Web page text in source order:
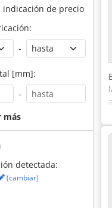
indicación de precio
-
[mm]:
-
más
detectada:
(cambiar)